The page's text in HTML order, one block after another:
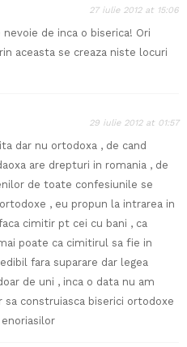
27 iulie 2012 at 15:06
de inca o biserica! Ori
aceasta se creaza niste locuri
29 iulie 2012 at 01:57
dar nu ortodoxa , de cand
are drepturi in romania , de
de toate confesiunile se
, eu propun la intrarea in
cimitir pt cei cu bani , ca
poate ca cimitirul sa fie in
fara suparare dar legea
de uni , inca o data nu am
sa construiasca biserici ortodoxe